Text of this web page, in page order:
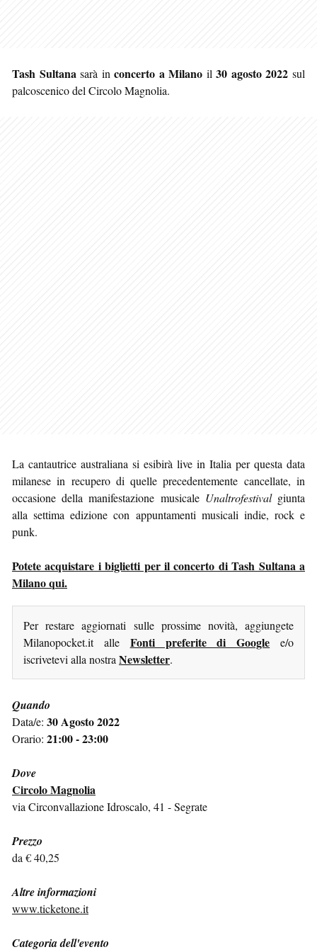
Tash Sultana sarà inconcerto a Milano il30 agosto 2022 sul
palcoscenico del Circolo Magnolia.
La cantautrice australiana si esibirà live in Italia per questa data
milanese in recupero di quelle precedentemente cancellate, in
occasione della manifestazione musicale Unaltrofestivalgiunta
alla settima edizione con appuntamenti musicali indie, rock e
punk.
Potete acquistare i biglietti per il concerto di Tash Sultana a
Milano qui.
Per restare aggiornati sulle prossime novità, aggiungete
Milanopocket.it alle Fonti preferite di Google e/o
iscrivetevi alla nostra Newsletter.
Quando
Data/e: 30 Agosto 2022
Orario: 21:00 - 23:00
Dove
Circolo Magnolia
via Circonvallazione Idroscalo, 41 - Segrate
Prezzo
da € 40,25
Altre informazioni
www.ticketone.it
Categoria dell'evento